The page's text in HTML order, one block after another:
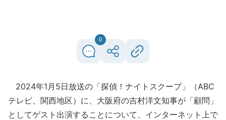
0
2024年1月5日放送の「探偵！ナイトスクープ」（ABC
テレビ、関西地区）に、大阪府の吉村洋文知事が「顧問」
としてゲスト出演することについて、インターネット上で